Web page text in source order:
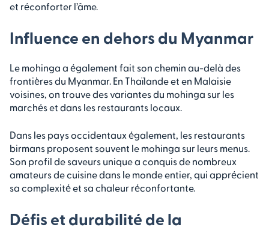
et réconforter l’âme.
Influence en dehors du Myanmar
Le mohinga a également fait son chemin au-delà des
frontières du Myanmar. En Thaïlande et en Malaisie
voisines, on trouve des variantes du mohinga sur les
marchés et dans les restaurants locaux.
Dans les pays occidentaux également, les restaurants
birmans proposent souvent le mohinga sur leurs menus.
Son profil de saveurs unique a conquis de nombreux
amateurs de cuisine dans le monde entier, qui apprécient
sa complexité et sa chaleur réconfortante.
Défis et durabilité de la